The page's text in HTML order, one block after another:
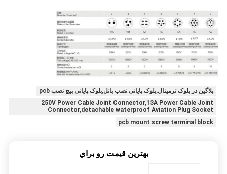
پلاگین در بلوک ترمینال,بلوک پایانی نصب پانل,بلوک پایانی پیچ نصب pcb
250V Power Cable Joint Connector,13A Power Cable Joint
Connector,detachable waterproof Aviation Plug Socket
pcb mount screw terminal block
بهترين قيمت رو براي